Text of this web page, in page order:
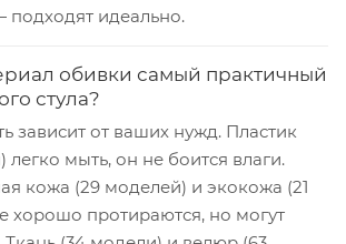
подходят идеально.
обивки самый практичный
стула?
зависит от ваших нужд. Пластик
легко мыть, он не боится влаги.
кожа (29 моделей) и экокожа (21
хорошо протираются, но могут